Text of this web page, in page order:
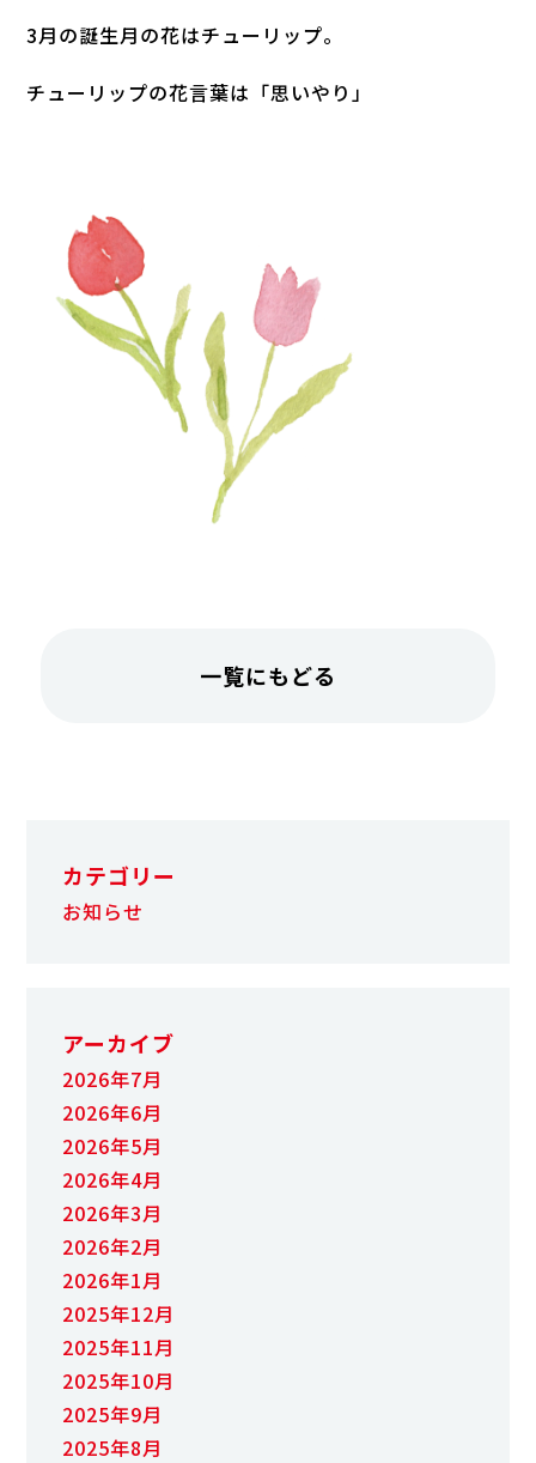
3月の誕生月の花はチューリップ。
チューリップの花言葉は「思いやり」
一覧にもどる
カテゴリー
お知らせ
アーカイブ
2026年7月
2026年6月
2026年5月
2026年4月
2026年3月
2026年2月
2026年1月
2025年12月
2025年11月
2025年10月
2025年9月
2025年8月